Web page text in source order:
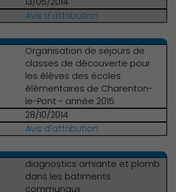
Publication des actes
Avis d'attribution
Organisation de sejours de
classes de découverte pour
les élèves des écoles
élèmentaires de Charenton-
le-Pont - année 2015
28/10/2014
Avis d'attribution
diagnostics amiante et plomb
dans les batiments
communaux